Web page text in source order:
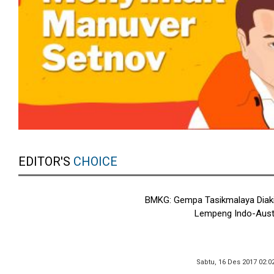
EDITOR'S CHOICE
BMKG: Gempa Tasikmalaya
Lempeng Indo-
Sabtu, 16 Des 2017